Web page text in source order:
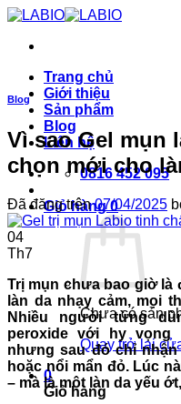
Chuyển
Trang chủ
Giới thiệu
Sản phẩm
Blog
Liên hệ
0816 452 095
Giỏ hàng0
Chưa có sản
Quay trở lại
0
Giỏ hàng
Blog
Vì sao Gel mụn
chọn mới cho
Đã đăng trên07/04/2025
04
Th7
Trị mụn chưa bao giờ
làn da nhạy cảm, mọi
Nhiều người từng
peroxide với hy vọng
nhưng sau đó chỉ
hoặc nổi mẩn đỏ. Lúc
– mà là một làn da yếu